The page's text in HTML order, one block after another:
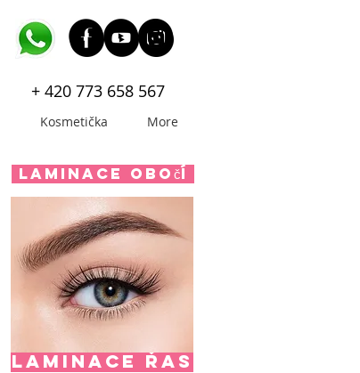
+ 420 773 658 567
Kosmetička More
Laminace obočí
LAMINACE ŘAS